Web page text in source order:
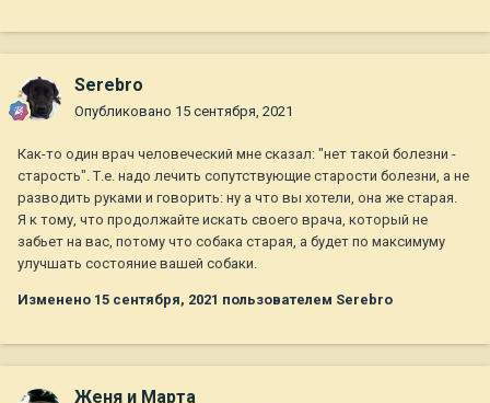
Serebro
Опубликовано 15 сентября, 2021
Как-то один врач человеческий мне сказал: "нет такой болезни -
старость". Т.е. надо лечить сопутствующие старости болезни, а не
разводить руками и говорить: ну а что вы хотели, она же старая.
Я к тому, что продолжайте искать своего врача, который не
забьет на вас, потому что собака старая, а будет по максимуму
улучшать состояние вашей собаки.
Изменено 15 сентября, 2021 пользователем Serebro
Женя и Марта